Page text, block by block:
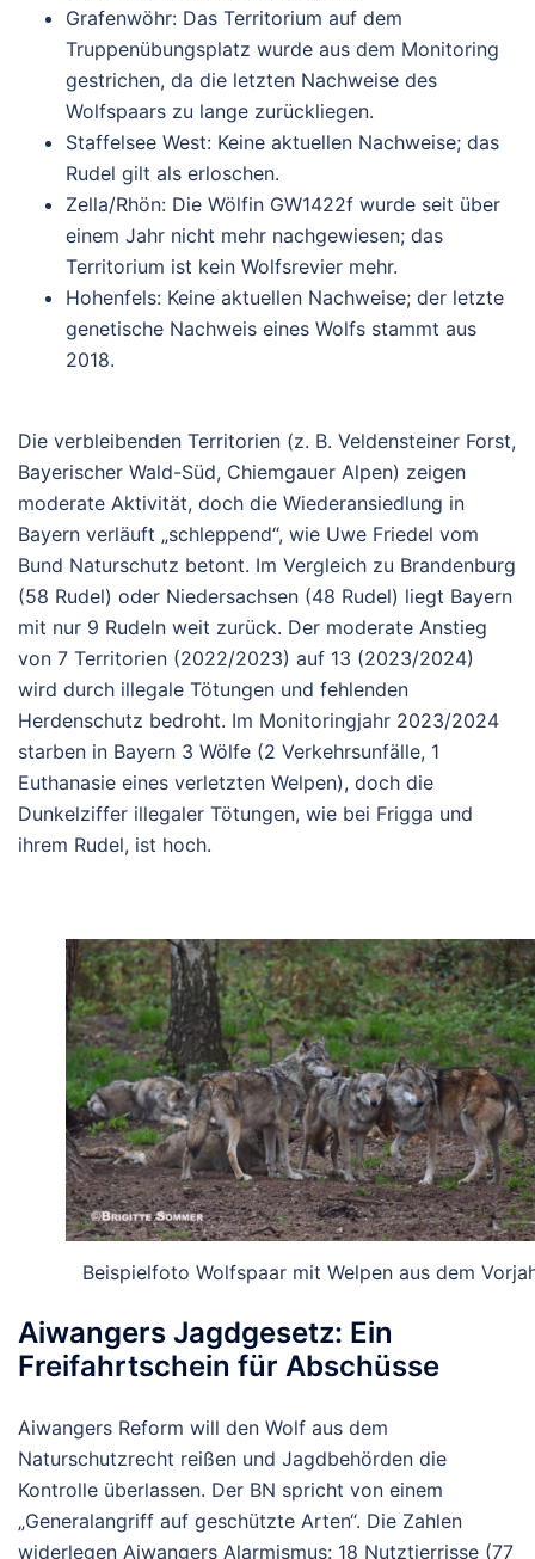
Grafenwöhr: Das Territorium auf dem
Truppenübungsplatz wurde aus dem Monitoring
gestrichen, da die letzten Nachweise des
Wolfspaars zu lange zurückliegen.
Staffelsee West: Keine aktuellen Nachweise; das
Rudel gilt als erloschen.
Zella/Rhön: Die Wölfin GW1422f wurde seit über
einem Jahr nicht mehr nachgewiesen; das
Territorium ist kein Wolfsrevier mehr.
Hohenfels: Keine aktuellen Nachweise; der letzte
genetische Nachweis eines Wolfs stammt aus
2018.
Die verbleibenden Territorien (z. B. Veldensteiner Forst,
Bayerischer Wald-Süd, Chiemgauer Alpen) zeigen
moderate Aktivität, doch die Wiederansiedlung in
Bayern verläuft „schleppend“, wie Uwe Friedel vom
Bund Naturschutz betont. Im Vergleich zu Brandenburg
(58 Rudel) oder Niedersachsen (48 Rudel) liegt Bayern
mit nur 9 Rudeln weit zurück. Der moderate Anstieg
von 7 Territorien (2022/2023) auf 13 (2023/2024)
wird durch illegale Tötungen und fehlenden
Herdenschutz bedroht. Im Monitoringjahr 2023/2024
starben in Bayern 3 Wölfe (2 Verkehrsunfälle, 1
Euthanasie eines verletzten Welpen), doch die
Dunkelziffer illegaler Tötungen, wie bei Frigga und
ihrem Rudel, ist hoch.
Beispielfoto Wolfspaar mit Welpen aus dem
Aiwangers Jagdgesetz: Ein
Freifahrtschein für Abschüsse
Aiwangers Reform will den Wolf aus dem
Naturschutzrecht reißen und Jagdbehörden die
Kontrolle überlassen. Der BN spricht von einem
„Generalangriff auf geschützte Arten“. Die Zahlen
widerlegen Aiwangers Alarmismus: 18 Nutztierrisse (77